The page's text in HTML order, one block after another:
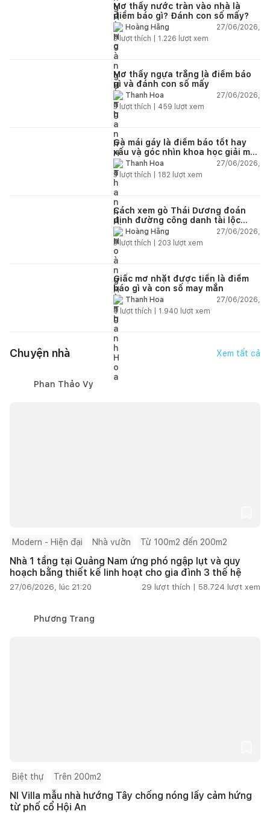
Mơ thấy nước tràn vào nhà là
điềm báo gì? Đánh con số mấy?
Hoàng Hằng
27/06/2026,
3lượt thích | 1.226 lượt xem
Mơ thấy ngựa trắng là điềm báo
gì và đánh con số mấy
Thanh Hoa
27/06/2026,
3lượt thích | 459 lượt xem
Gà mái gáy là điềm báo tốt hay
xấu và góc nhìn khoa học giải mã
chi tiết
Thanh Hoa
27/06/2026,
3lượt thích | 182 lượt xem
Cách xem gò Thái Dương đoán
định đường công danh tài lộc
theo nhân tướng học
Hoàng Hằng
27/06/2026,
3lượt thích | 203 lượt xem
Giấc mơ nhặt được tiền là điềm
báo gì và con số may mắn
Thanh Hoa
27/06/2026,
6 lượt thích | 1.940 lượt xem
Chuyện nhà Xem tất cả
Phan Thảo Vy
Modern - Hiện đại Nhà vườn Từ 100m2 đến 200m2
Nhà 1 tầng tại Quảng Nam ứng phó ngập lụt và quy
hoạch bằng thiết kế linh hoạt cho gia đình 3 thế hệ
27/06/2026, lúc 21:20 29 lượt thích | 58.724 lượt xem
Phương Trang
Biệt thự Trên 200m2
NI Villa mẫu nhà hướng Tây chống nóng lấy cảm hứng
từ phố cổ Hội An